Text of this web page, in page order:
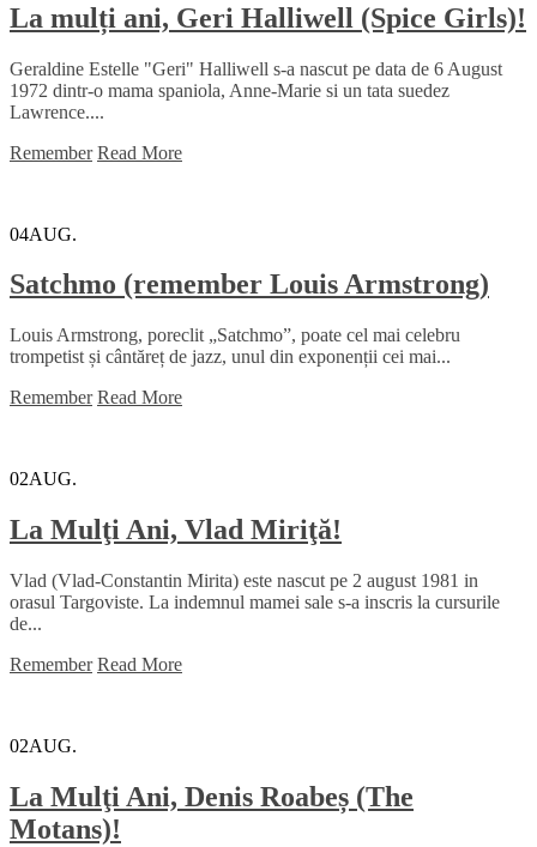
La mulți ani, Geri Halliwell (Spice Girls)!
Geraldine Estelle "Geri" Halliwell s-a nascut pe data de 6 August
1972 dintr-o mama spaniola, Anne-Marie si un tata suedez
Lawrence....
Remember Read More
04AUG.
Satchmo (remember Louis Armstrong)
Louis Armstrong, poreclit „Satchmo”, poate cel mai celebru
trompetist și cântăreț de jazz, unul din exponenții cei mai...
Remember Read More
02AUG.
La Mulţi Ani, Vlad Miriţă!
Vlad (Vlad-Constantin Mirita) este nascut pe 2 august 1981 in
orasul Targoviste. La indemnul mamei sale s-a inscris la cursurile
de...
Remember Read More
02AUG.
La Mulţi Ani, Denis Roabeș (The
Motans)!